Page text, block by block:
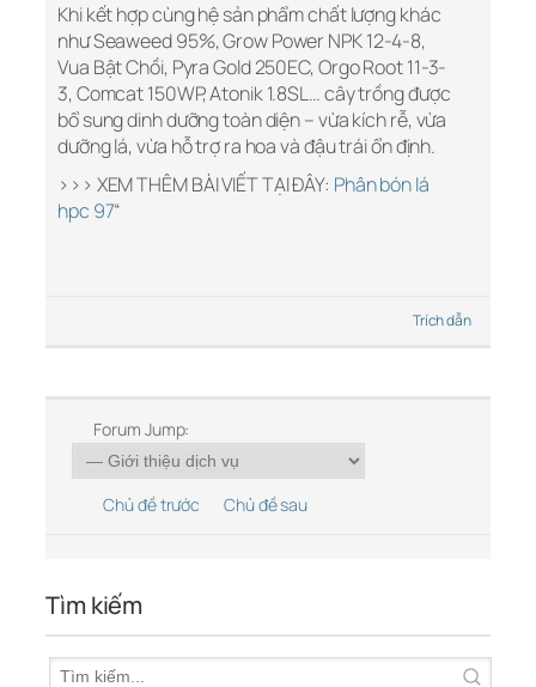
Khi kết hợp cùng hệ sản phẩm chất lượng khác
như Seaweed 95%, Grow Power NPK 12-4-8,
Vua Bật Chồi, Pyra Gold 250EC, Orgo Root 11-3-
3, Comcat 150WP, Atonik 1.8SL… cây trồng được
bổ sung dinh dưỡng toàn diện – vừa kích rễ, vừa
dưỡng lá, vừa hỗ trợ ra hoa và đậu trái ổn định.
>>> XEM THÊM BÀI VIẾT TẠI ĐÂY: Phân bón lá
hpc 97“
Trích dẫn
Forum Jump:
Chủ đề trước Chủ đề sau
Tìm kiếm